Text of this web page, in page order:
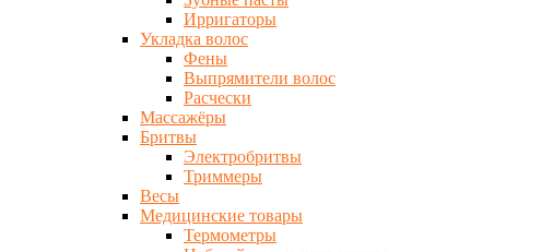
Ирригаторы
Укладка волос
Фены
Выпрямители волос
Расчески
Массажёры
Бритвы
Электробритвы
Триммеры
Весы
Медицинские товары
Термометры